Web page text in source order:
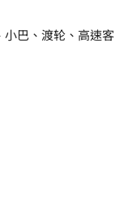
小巴、渡轮、高速客